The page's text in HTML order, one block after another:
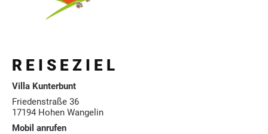
R E I S E Z I E L
Villa Kunterbunt
Friedenstraße 36
17194 Hohen Wangelin
Mobil anrufen